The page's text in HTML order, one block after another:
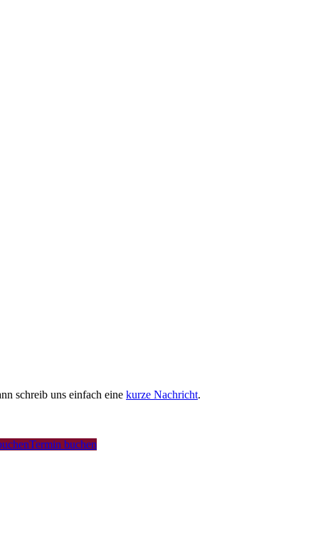
Termin buchen
schreib uns einfach eine kurze Nachricht.